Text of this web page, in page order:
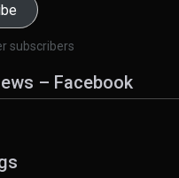
subscribers
– Facebook